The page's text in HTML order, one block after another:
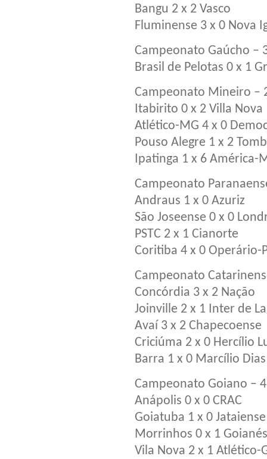
Bangu 2 x 2 Vasco
Fluminense 3 x 0 Nova
Campeonato Gaúcho –
Brasil de Pelotas 0 x 1
Campeonato Mineiro –
Itabirito 0 x 2 Villa Nova
Atlético-MG 4 x 0
Pouso Alegre 1 x 2
Ipatinga 1 x 6 América-
Campeonato
Andraus 1 x 0 Azuriz
São Joseense 0 x 0
PSTC 2 x 1 Cianorte
Coritiba 4 x 0 Operário-
Campeonato
Concórdia 3 x 2 Nação
Joinville 2 x 1 Inter de
Avaí 3 x 2 Chapecoense
Criciúma 2 x 0 Hercílio
Barra 1 x 0 Marcílio Dias
Campeonato Goiano –
Anápolis 0 x 0 CRAC
Goiatuba 1 x 0 Jataiense
Morrinhos 0 x 1
Vila Nova 2 x 1 Atlético-